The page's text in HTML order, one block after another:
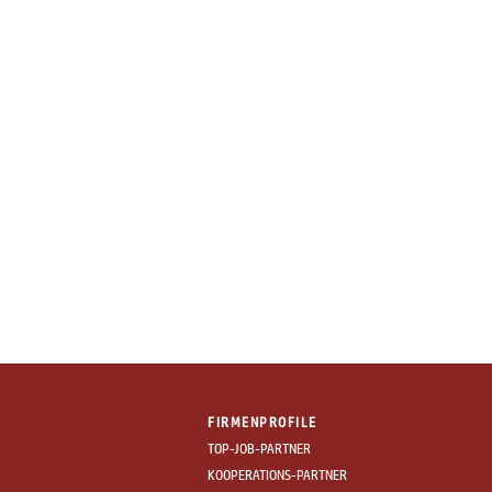
FIRMENPROFILE
TOP-JOB-PARTNER
KOOPERATIONS-PARTNER